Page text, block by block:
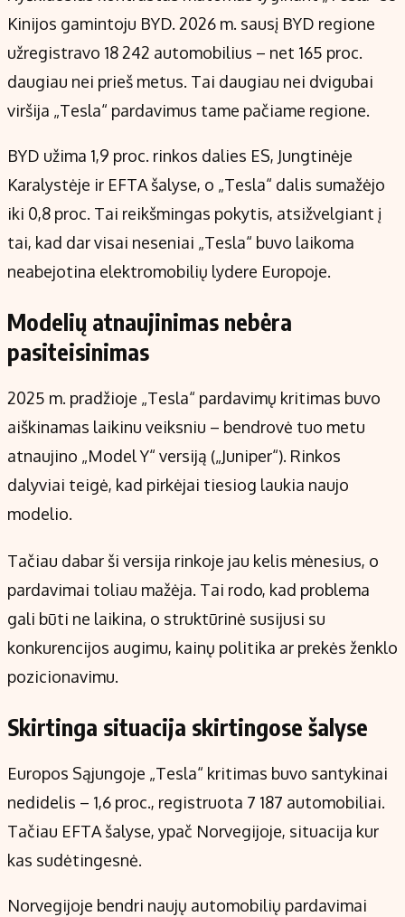
Kinijos gamintoju BYD. 2026 m. sausį BYD regione
užregistravo 18 242 automobilius – net 165 proc.
daugiau nei prieš metus. Tai daugiau nei dvigubai
viršija „Tesla“ pardavimus tame pačiame regione.
BYD užima 1,9 proc. rinkos dalies ES, Jungtinėje
Karalystėje ir EFTA šalyse, o „Tesla“ dalis sumažėjo
iki 0,8 proc. Tai reikšmingas pokytis, atsižvelgiant į
tai, kad dar visai neseniai „Tesla“ buvo laikoma
neabejotina elektromobilių lydere Europoje.
Modelių atnaujinimas nebėra
pasiteisinimas
2025 m. pradžioje „Tesla“ pardavimų kritimas buvo
aiškinamas laikinu veiksniu – bendrovė tuo metu
atnaujino „Model Y“ versiją („Juniper“). Rinkos
dalyviai teigė, kad pirkėjai tiesiog laukia naujo
modelio.
Tačiau dabar ši versija rinkoje jau kelis mėnesius, o
pardavimai toliau mažėja. Tai rodo, kad problema
gali būti ne laikina, o struktūrinė susijusi su
konkurencijos augimu, kainų politika ar prekės ženklo
pozicionavimu.
Skirtinga situacija skirtingose šalyse
Europos Sąjungoje „Tesla“ kritimas buvo santykinai
nedidelis – 1,6 proc., registruota 7 187 automobiliai.
Tačiau EFTA šalyse, ypač Norvegijoje, situacija kur
kas sudėtingesnė.
Norvegijoje bendri naujų automobilių pardavimai